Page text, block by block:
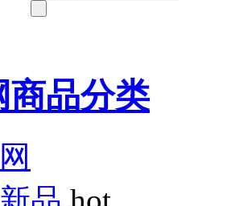
商品分类